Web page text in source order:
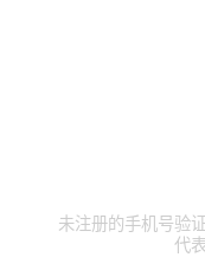
未注册的手机号验
代